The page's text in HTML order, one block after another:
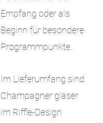
Empfang oder als
Beginn für besondere
Programmpunkte.
Im Lieferumfang sind
Champagner gläser
im Riffle-Design